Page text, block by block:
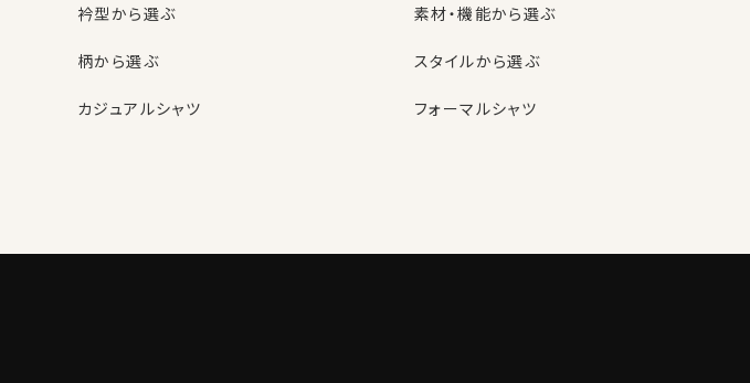
利
購入時の入力不要
名前・住所・カード番号（任
意）スマートフォンでも
セール情報を先取
⬜︎ ニュースメールにチェッ
クーポン・セールのお買い得な情報！
衿型から選ぶ 素材・機能から選ぶ
柄から選ぶ スタイルから選ぶ
カジュアルシャツ フォーマルシャツ